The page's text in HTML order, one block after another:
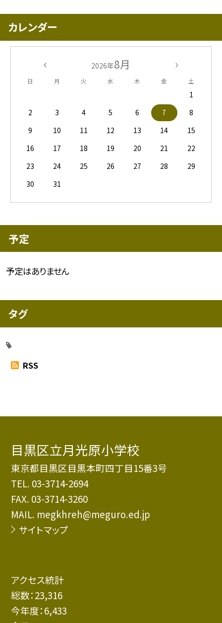
カレンダー
2026年8月
日 月 火 水 木 金 土
1
2
3 4 5 6 7
8
9
10 11 12 13 14
15
16
17 18 19 20 21
22
23
24 25 26 27 28
29
30
31
予定
予定はありません
タグ
RSS
目黒区立月光原小学校
東京都目黒区目黒本町四丁目15番3号
TEL. 03-3714-2694
FAX. 03-3714-3260
MAIL. megkhreh@meguro.ed.jp
サイトマップ
アクセス統計
総数：23,316
今年度：6,433